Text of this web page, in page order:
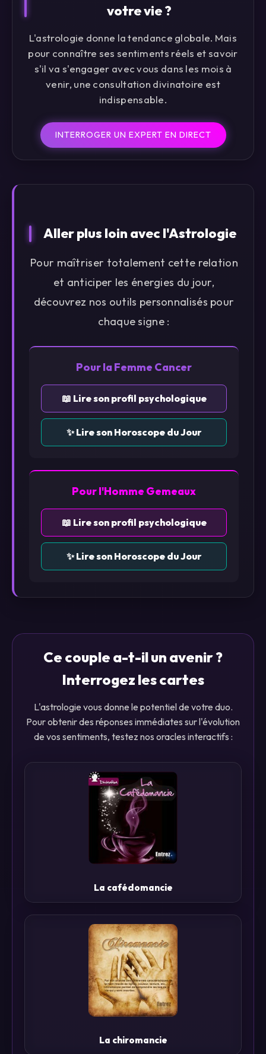
votre vie ?
L'astrologie donne la tendance globale. Mais
pour connaître ses sentiments réels et savoir
s'il va s'engager avec vous dans les mois à
venir, une consultation divinatoire est
indispensable.
INTERROGER UN EXPERT EN DIRECT
Aller plus loin avec l'Astrologie
Pour maîtriser totalement cette relation
et anticiper les énergies du jour,
découvrez nos outils personnalisés pour
chaque signe :
Pour la Femme Cancer
📖 Lire son profil psychologique
✨ Lire son Horoscope du Jour
Pour l'Homme Gemeaux
📖 Lire son profil psychologique
✨ Lire son Horoscope du Jour
Ce couple a-t-il un avenir ?
Interrogez les cartes
L'astrologie vous donne le potentiel de votre duo.
Pour obtenir des réponses immédiates sur l'évolution
de vos sentiments, testez nos oracles interactifs :
La cafédomancie
La chiromancie